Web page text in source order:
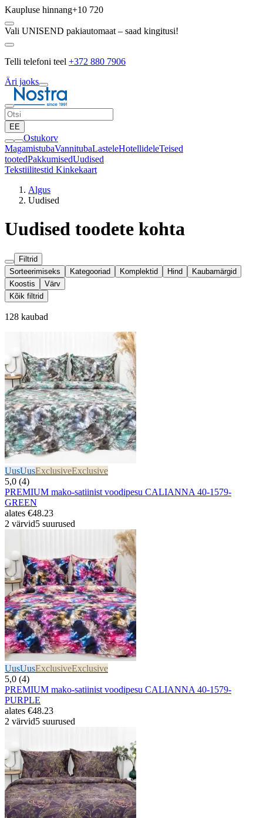
Kaupluse hinnang+10 720
Vali UNISEND pakiautomaat – saad kingitusi!
Telli telefoni teel +372 880 7906
Äri jaoks
EE
Ostukorv
MagamistubaVannitubaLasteleHotellideleTeised
tootedPakkumisedUudised
Tekstiilitestid Kinkekaart
Algus
Uudised
Uudised toodete kohta
Filtrid
Sorteerimiseks
Kategooriad Komplektid Hind
Kaubamärgid
Koostis
Värv
Kõik filtrid
128 kaubad
UusUusExclusiveExclusive
5,0 (4)
PREMIUM mako-satiinist voodipesu CALIANNA 40-1579-
GREEN
alates €48.23
2 värvid5 suurused
UusUusExclusiveExclusive
5,0 (4)
PREMIUM mako-satiinist voodipesu CALIANNA 40-1579-
PURPLE
alates €48.23
2 värvid5 suurused